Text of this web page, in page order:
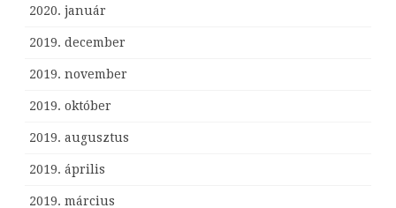
2020. január
2019. december
2019. november
2019. október
2019. augusztus
2019. április
2019. március